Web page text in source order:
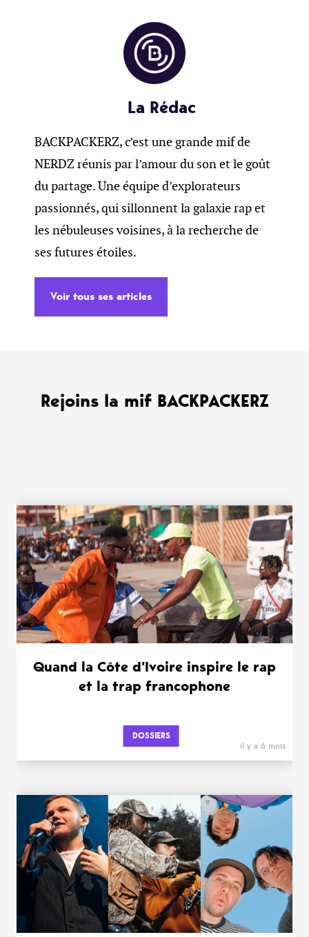
La Rédac
BACKPACKERZ, c’est une grande mif de
NERDZ réunis par l’amour du son et le goût
du partage. Une équipe d’explorateurs
passionnés, qui sillonnent la galaxie rap et
les nébuleuses voisines, à la recherche de
ses futures étoiles.
Voir tous ses articles
Rejoins la mif BACKPACKERZ
WANT MORE ?
Quand la Côte d’Ivoire inspire le rap
et la trap francophone
DOSSIERS
il y a 6 mois